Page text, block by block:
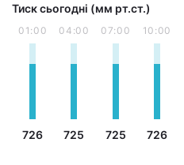
Тиск сьогодні (мм рт.ст.)
01:00
726
04:00
725
07:00
725
10:00
726